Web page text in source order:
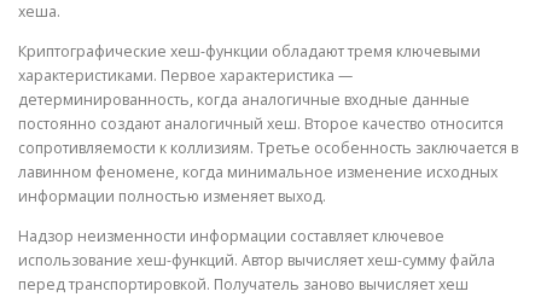
хеша.
Криптографические хеш-функции обладают тремя ключевыми
характеристиками. Первое характеристика —
детерминированность, когда аналогичные входные данные
постоянно создают аналогичный хеш. Второе качество относится
сопротивляемости к коллизиям. Третье особенность заключается в
лавинном феномене, когда минимальное изменение исходных
информации полностью изменяет выход.
Надзор неизменности информации составляет ключевое
использование хеш-функций. Автор вычисляет хеш-сумму файла
перед транспортировкой. Получатель заново вычисляет хеш